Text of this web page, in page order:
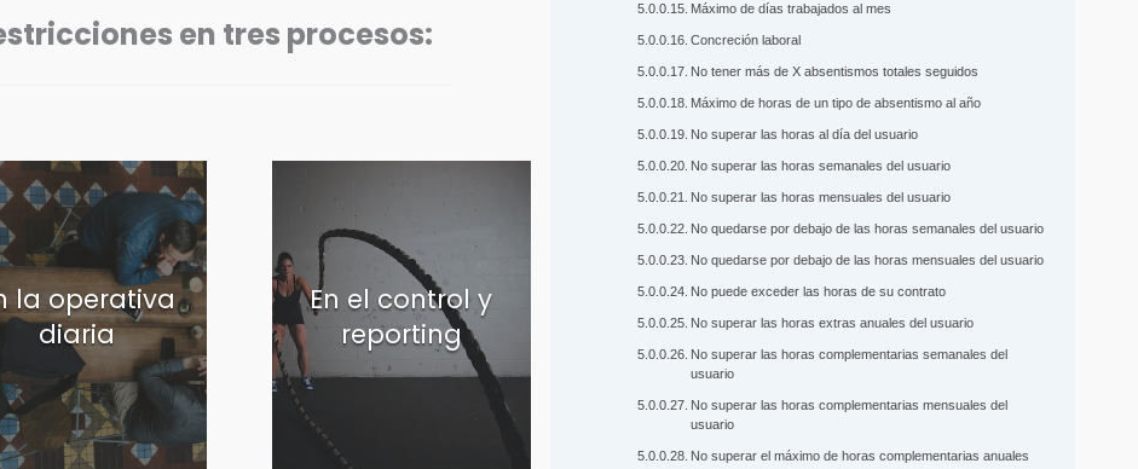
en tres procesos:
la operativa
diaria
En el control y
reporting
Máximo de días trabajados al mes
Concreción laboral
No tener más de X absentismos totales seguidos
Máximo de horas de un tipo de absentismo al año
No superar las horas al día del usuario
No superar las horas semanales del usuario
No superar las horas mensuales del usuario
No quedarse por debajo de las horas semanales del usuario
No quedarse por debajo de las horas mensuales del usuario
No puede exceder las horas de su contrato
No superar las horas extras anuales del usuario
No superar las horas complementarias semanales del
usuario
No superar las horas complementarias mensuales del
usuario
No superar el máximo de horas complementarias anuales